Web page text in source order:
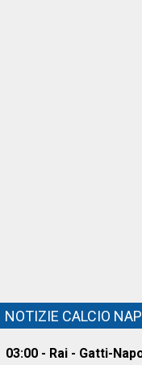
NOTIZIE CALCIO
03:00 - Rai - Gatti-